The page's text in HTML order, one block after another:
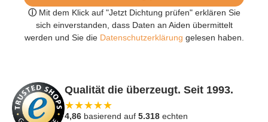
ⓘ Mit dem Klick auf "Jetzt Dichtung prüfen" erklären Sie
sich einverstanden, dass Daten an Aiden übermittelt
werden und Sie dieDatenschutzerklärung gelesen haben.
Qualität die überzeugt. Seit 1993.
★★★★★
4,86 basierend auf 5.318 echten